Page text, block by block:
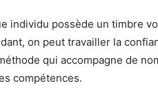
individu possède un timbre
on peut travailler la
qui accompagne de
compétences.